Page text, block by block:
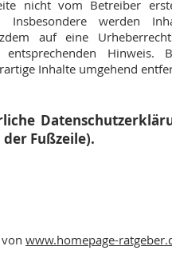
nicht vom Betreiber
Insbesondere werden
auf eine
Hinweis.
Inhalte umgehend
Fußzeile).
www.homepage-